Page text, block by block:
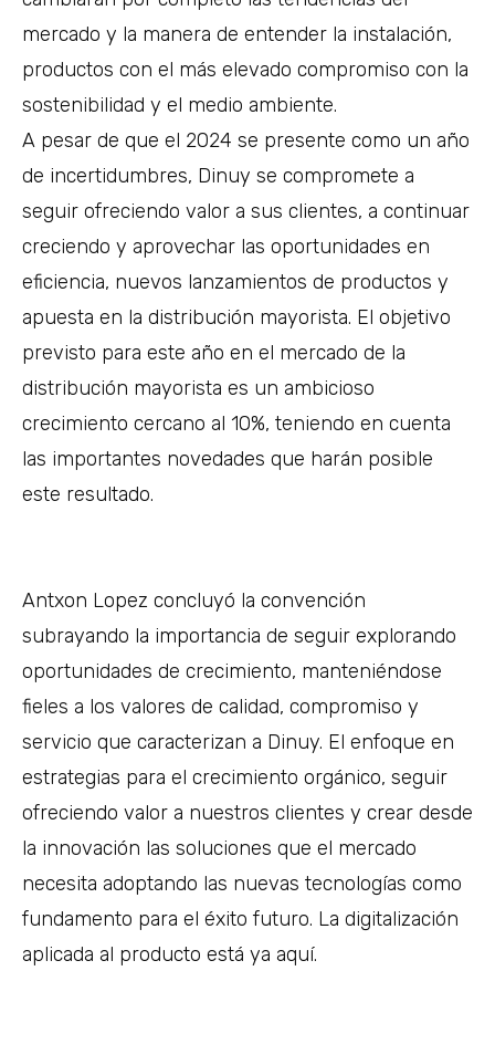
mercado y la manera de entender la instalación,
productos con el más elevado compromiso con la
sostenibilidad y el medio ambiente.
A pesar de que el 2024 se presente como un año
de incertidumbres, Dinuy se compromete a
seguir ofreciendo valor a sus clientes, a continuar
creciendo y aprovechar las oportunidades en
eficiencia, nuevos lanzamientos de productos y
apuesta en la distribución mayorista. El objetivo
previsto para este año en el mercado de la
distribución mayorista es un ambicioso
crecimiento cercano al 10%, teniendo en cuenta
las importantes novedades que harán posible
este resultado.
Antxon Lopez concluyó la convención
subrayando la importancia de seguir explorando
oportunidades de crecimiento, manteniéndose
fieles a los valores de calidad, compromiso y
servicio que caracterizan a Dinuy. El enfoque en
estrategias para el crecimiento orgánico, seguir
ofreciendo valor a nuestros clientes y crear desde
la innovación las soluciones que el mercado
necesita adoptando las nuevas tecnologías como
fundamento para el éxito futuro. La digitalización
aplicada al producto está ya aquí.